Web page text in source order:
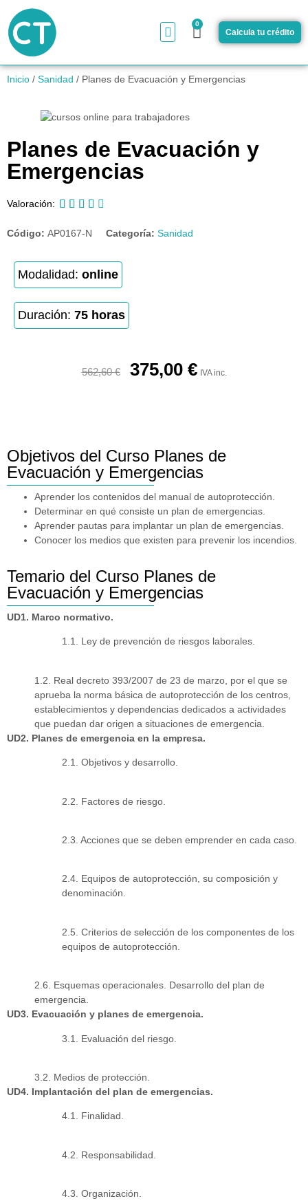
0
Calcula tu crédito
Inicio / Sanidad / Planes de Evacuación y Emergencias
Planes de Evacuación y
Emergencias
Valoración:     
Código: AP0167-N Categoría: Sanidad
Modalidad: online
Duración: 75 horas
562,60€ 375,00 € IVA inc.
Objetivos del Curso Planes de
Evacuación y Emergencias
Aprender los contenidos del manual de autoprotección.
Determinar en qué consiste un plan de emergencias.
Aprender pautas para implantar un plan de emergencias.
Conocer los medios que existen para prevenir los incendios.
Temario del Curso Planes de
Evacuación y Emergencias
UD1. Marco normativo.
1.1. Ley de prevención de riesgos laborales.
1.2. Real decreto 393/2007 de 23 de marzo, por el que se
aprueba la norma básica de autoprotección de los centros,
establecimientos y dependencias dedicados a actividades
que puedan dar origen a situaciones de emergencia.
UD2. Planes de emergencia en la empresa.
2.1. Objetivos y desarrollo.
2.2. Factores de riesgo.
2.3. Acciones que se deben emprender en cada caso.
2.4. Equipos de autoprotección, su composición y
denominación.
2.5. Criterios de selección de los componentes de los
equipos de autoprotección.
2.6. Esquemas operacionales. Desarrollo del plan de
emergencia.
UD3. Evacuación y planes de emergencia.
3.1. Evaluación del riesgo.
3.2. Medios de protección.
UD4. Implantación del plan de emergencias.
4.1. Finalidad.
4.2. Responsabilidad.
4.3. Organización.